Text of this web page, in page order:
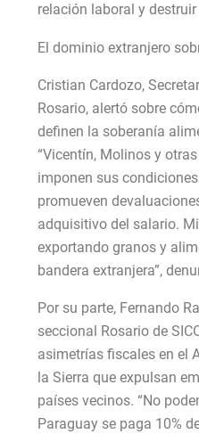
relación laboral y
El dominio extranjero
Cristian Cardozo,
Rosario, alertó sobre
definen la soberanía
“Vicentín, Molinos y
imponen sus
promueven
adquisitivo del salario.
exportando granos y
bandera extranjera”,
Por su parte, Fernando
seccional Rosario de
asimetrías fiscales en el
la Sierra que expulsan
países vecinos. “No
Paraguay se paga 10%